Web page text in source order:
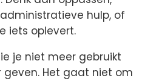
hulp, of
iets oplevert.
je niet meer gebruikt
Het gaat niet om